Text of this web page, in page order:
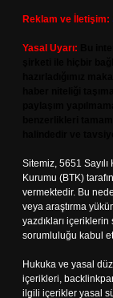
Reklam ve İletişim:
Yasal Uyarı:
Sitemiz, 5651
Kurumu (BTK)
vermektedir. Bu
veya araştırma
yazdıkları
sorumluluğu kabul
Hukuka ve yasal
içerikleri,
ilgili içerikler yasal